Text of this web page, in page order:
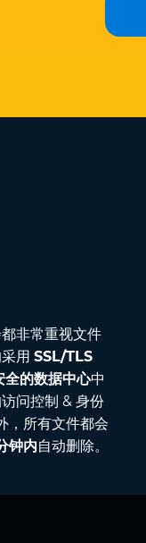
非常重视文件
用 SSL/TLS
全的数据中心中
问控制 & 身份
，所有文件都会
钟内自动删除。